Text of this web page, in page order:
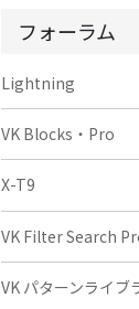
フォーラム
Lightning
VK Blocks・Pro
X-T9
VK Filter Search
VK パターンライブ